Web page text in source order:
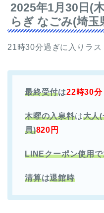
2025年1月30日(
らぎ なごみ(埼玉
21時30分過ぎに入りラス
最終受付は22時30分
木曜の入泉料は大人
員)820円
LINEクーポン使用
清算は退館時